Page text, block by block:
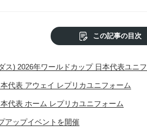
この記事の目次
ス) 2026年ワールドカップ 日本代表ユニ
代表 アウェイ レプリカユニフォーム
代表 ホーム レプリカユニフォーム
アップイベントを開催